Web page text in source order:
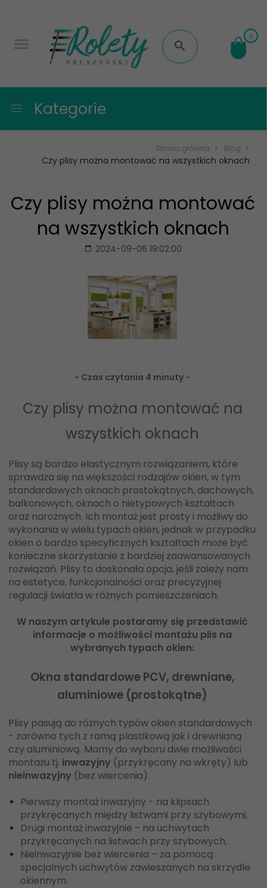
0
Kategorie
Strona główna Blog
Czy plisy można montować na wszystkich oknach
Czy plisy można montować
na wszystkich oknach
2024-09-06 19:02:00
- Czas czytania 4 minuty -
Czy plisy można montować na
wszystkich oknach
Plisy są bardzo elastycznym rozwiązaniem, które
sprawdza się na większości rodzajów okien, w tym
standardowych oknach prostokątnych, dachowych,
balkonowych, oknach o nietypowych kształtach
oraz narożnych. Ich montaż jest prosty i możliwy do
wykonania w wielu typach okien, jednak w przypadku
okien o bardzo specyficznych kształtach może być
konieczne skorzystanie z bardziej zaawansowanych
rozwiązań. Plisy to doskonała opcja, jeśli zależy nam
na estetyce, funkcjonalności oraz precyzyjnej
regulacji światła w różnych pomieszczeniach.
W naszym artykule postaramy się przedstawić
informacje o możliwości montażu plis na
wybranych typach okien:
Okna standardowe PCV, drewniane,
aluminiowe (prostokątne)
Plisy pasują do różnych typów okien standardowych
- zarówno tych z ramą plastikową jak i drewnianą
czy aluminiową. Mamy do wyboru dwie możliwości
montażu tj. inwazyjny (przykręcany na wkręty) lub
nieinwazyjny (bez wiercenia).
Pierwszy montaż inwazyjny - na klipsach
przykręcanych między listwami przy szybowymi,
Drugi montaż inwazyjnie - na uchwytach
przykręcanych na listwach przy szybowych,
Nieinwazyjnie bez wiercenia – za pomocą
specjalnych uchwytów zawieszanych na skrzydle
okiennym.